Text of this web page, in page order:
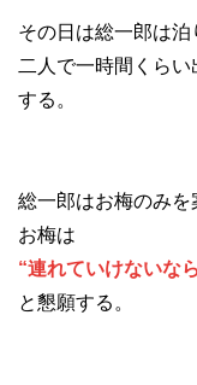
その日は総一郎は泊
二人で一時間くら
する。
総一郎はお梅のみを
お梅は
“連れていけないな
と懇願する。